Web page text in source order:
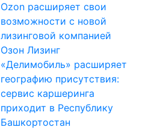
Ozon расширяет свои
возможности с новой
лизинговой компанией
Озон Лизинг
«Делимобиль» расширяет
географию присутствия:
сервис каршеринга
приходит в Республику
Башкортостан